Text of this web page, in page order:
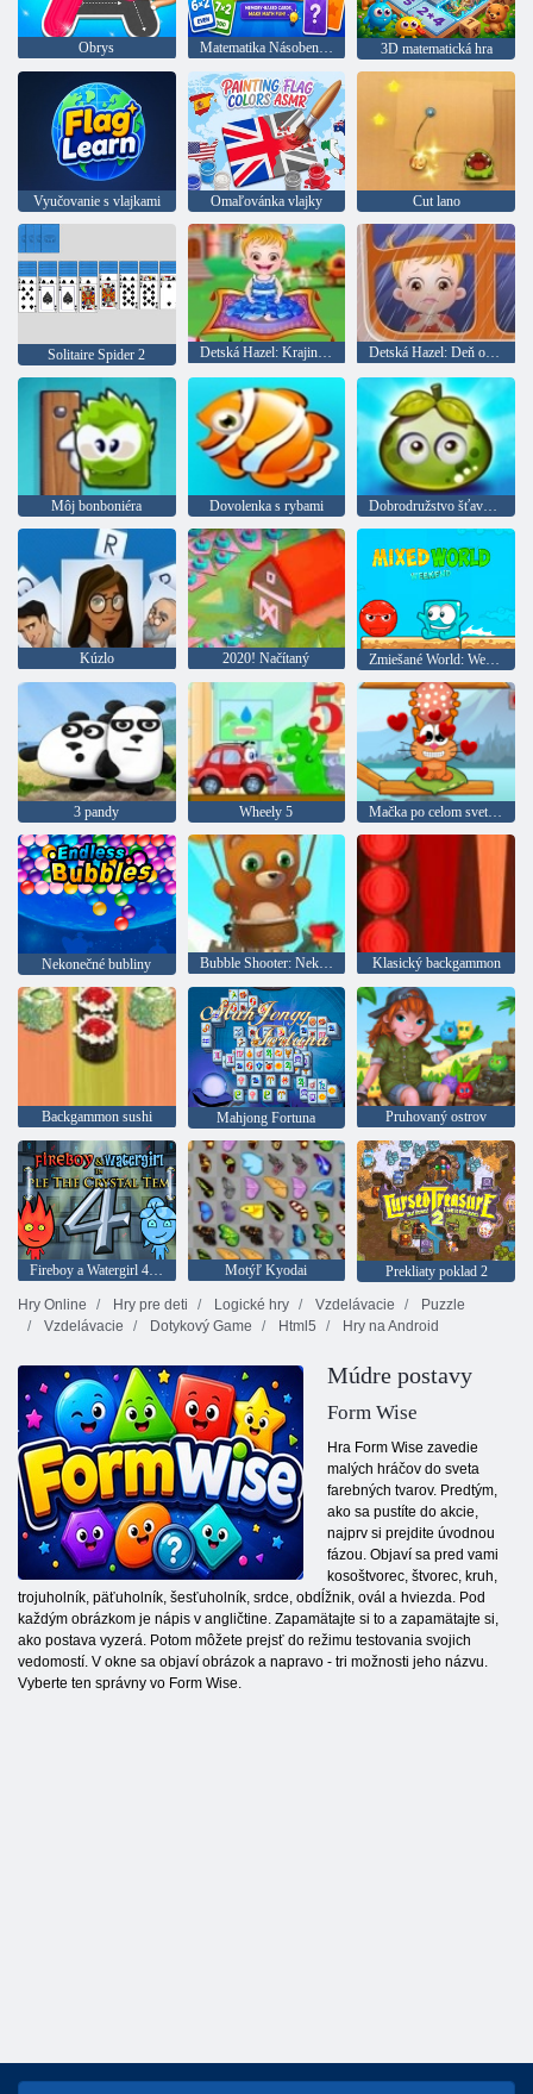
Obrys Matematika Násobenie dva 3D matematická hra
Vyučovanie s vlajkami Omaľovánka vlajky Cut lano
Solitaire Spider 2 Detská Hazel: Krajina víly Detská Hazel: Deň otcov
Môj bonboniéra Dovolenka s rybami Dobrodružstvo šťavnatých bobúľ
Kúzlo 2020! Načítaný Zmiešané World: Weekend
3 pandy Wheely 5
Nekonečné bubliny Bubble Shooter: Nekonečno Klasický backgammon
Backgammon sushi Mahjong Fortuna Pruhovaný ostrov
Motýľ Kyodai
Prekliaty poklad 2
Hry Online
Hry pre deti Logické hry Vzdelávacie
Puzzle
Vzdelávacie
Dotykový Game Html5 Hry na Android
Múdre postavy
Form Wise
Hra Form Wise zavedie
malých hráčov do sveta
farebných tvarov. Predtým,
ako sa pustíte do akcie,
najprv si prejdite úvodnou
fázou. Objaví sa pred vami
kosoštvorec, štvorec, kruh,
trojuholník, päťuholník, šesťuholník, srdce, obdĺžnik, ovál a hviezda. Pod
každým obrázkom je nápis v angličtine. Zapamätajte si to a zapamätajte si,
ako postava vyzerá. Potom môžete prejsť do režimu testovania svojich
vedomostí. V okne sa objaví obrázok a napravo - tri možnosti jeho názvu.
Vyberte ten správny vo Form Wise.